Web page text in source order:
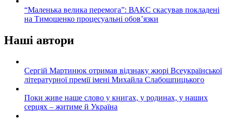
“Маленька велика перемога”: ВАКС скасував покладені
на Тимошенко процесуальні обов’язки
Наші автори
Сергій Мартинюк отримав відзнаку жюрі Всеукраїнської
літературної премії імені Михайла Слабошпицького
Поки живе наше слово у книгах, у родинах, у наших
серцях – житиме й Україна